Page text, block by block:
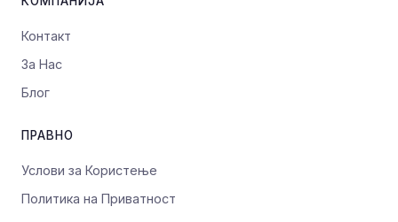
Контакт
За Нас
Блог
ПРАВНО
Услови за Користење
Политика на Приватност